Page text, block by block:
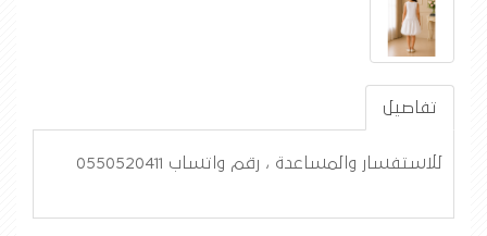
تفاصيل
للاستفسار والمساعدة ، رقم واتساب 0550520411